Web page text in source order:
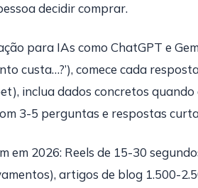
decidir comprar.
para IAs como ChatGPT e
custa…?’), comece cada
inclua dados concretos quando
3-5 perguntas e respostas
em 2026: Reels de 15-30
artigos de blog 1.500-